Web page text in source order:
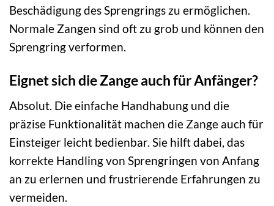
Beschädigung des Sprengrings zu ermöglichen.
Normale Zangen sind oft zu grob und können den
Sprengring verformen.
Eignet sich die Zange auch für Anfänger?
Absolut. Die einfache Handhabung und die
präzise Funktionalität machen die Zange auch für
Einsteiger leicht bedienbar. Sie hilft dabei, das
korrekte Handling von Sprengringen von Anfang
an zu erlernen und frustrierende Erfahrungen zu
vermeiden.